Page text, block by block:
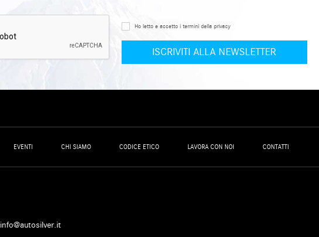
Ho letto e accetto i termini della privacy
EVENTI CHI SIAMO CODICE ETICO LAVORA CON NOI CONTATTI
info@autosilver.it